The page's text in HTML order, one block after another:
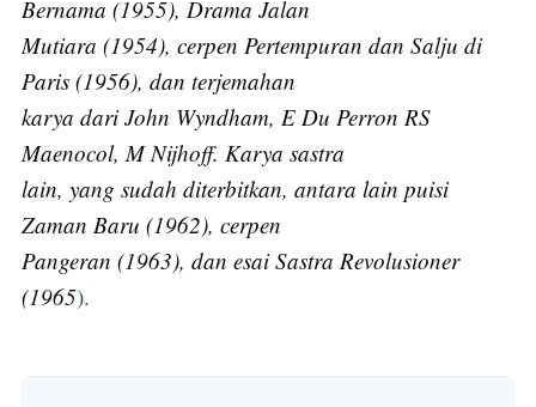
Bernama (1955), Drama Jalan
Mutiara (1954), cerpen Pertempuran dan Salju di
Paris (1956), dan terjemahan
karya dari John Wyndham, E Du Perron RS
Maenocol, M Nijhoff. Karya sastra
lain, yang sudah diterbitkan, antara lain puisi
Zaman Baru (1962), cerpen
Pangeran (1963), dan esai Sastra Revolusioner
(1965).